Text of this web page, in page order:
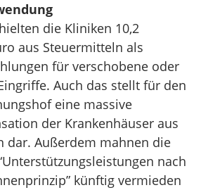
die Kliniken 10,2
aus Steuermitteln als
für verschobene oder
Auch das stellt für den
eine massive
der Krankenhäuser aus
dar. Außerdem mahnen die
nach
künftig vermieden